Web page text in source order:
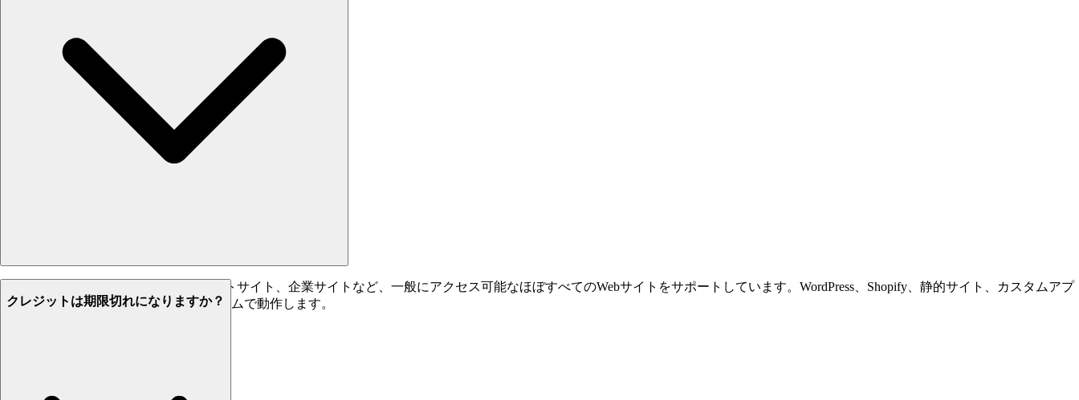
ブログ、eコマースストア、ドキュメントサイト、企業サイトなど、一般にアクセス可能なほぼすべてのWebサイトをサポートしています。WordPress、Shopify、静的サイト、カスタムアプ
リケーションなどの人気プラットフォームで動作します。
クレジットは期限切れになりますか？